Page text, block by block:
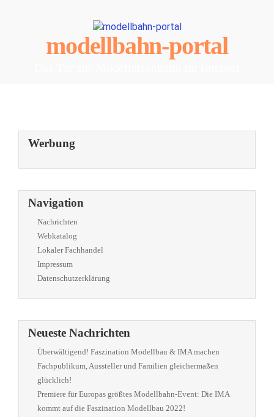
modellbahn-portal
Werbung
Navigation
Nachrichten
Webkatalog
Lokaler Fachhandel
Impressum
Datenschutzerklärung
Neueste Nachrichten
Überwältigend! Faszination Modellbau & IMA machen
Fachpublikum, Aussteller und Familien gleichermaßen
glücklich!
Premiere für Europas größtes Modellbahn-Event: Die IMA
kommt auf die Faszination Modellbau 2022!